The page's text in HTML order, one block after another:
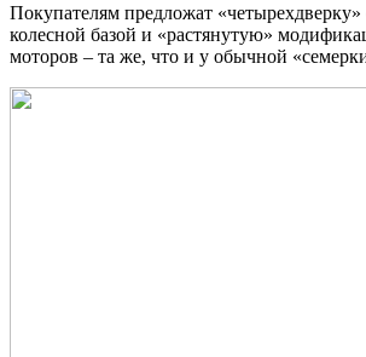
Покупателям предложат «четырехдверку»
колесной базой и «растянутую»
моторов – та же, что и у обычной